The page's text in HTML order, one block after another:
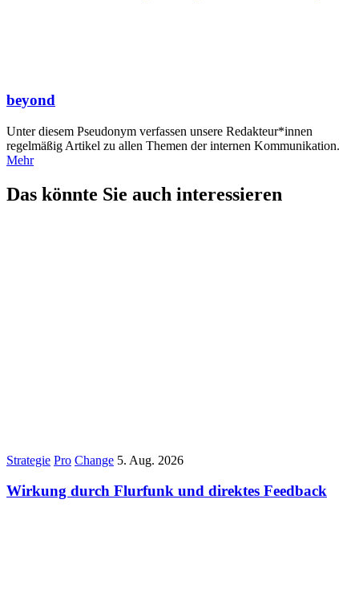
beyond
Unter diesem Pseudonym verfassen unsere Redakteur*innen
regelmäßig Artikel zu allen Themen der internen Kommunikation.
Mehr
Das könnte Sie auch interessieren
Strategie Pro Change 5. Aug. 2026
Wirkung durch Flurfunk und direktes Feedback